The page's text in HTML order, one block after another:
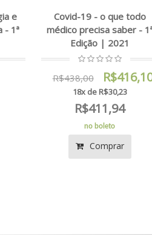
e
- 1ª
Covid-19 - o que todo
médico precisa saber -
Edição | 2021
R$438,00
18x de R$30,23
R$411,94
no boleto
Comprar